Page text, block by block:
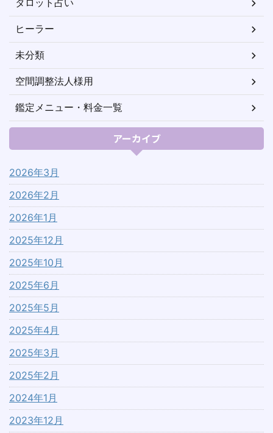
タロット占い
ヒーラー
未分類
空間調整法人様用
鑑定メニュー・料金一覧
アーカイブ
2026年3月
2026年2月
2026年1月
2025年12月
2025年10月
2025年6月
2025年5月
2025年4月
2025年3月
2025年2月
2024年1月
2023年12月